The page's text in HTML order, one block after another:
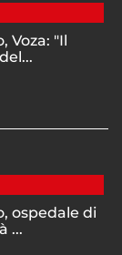
Voza: "Il
ospedale di
...